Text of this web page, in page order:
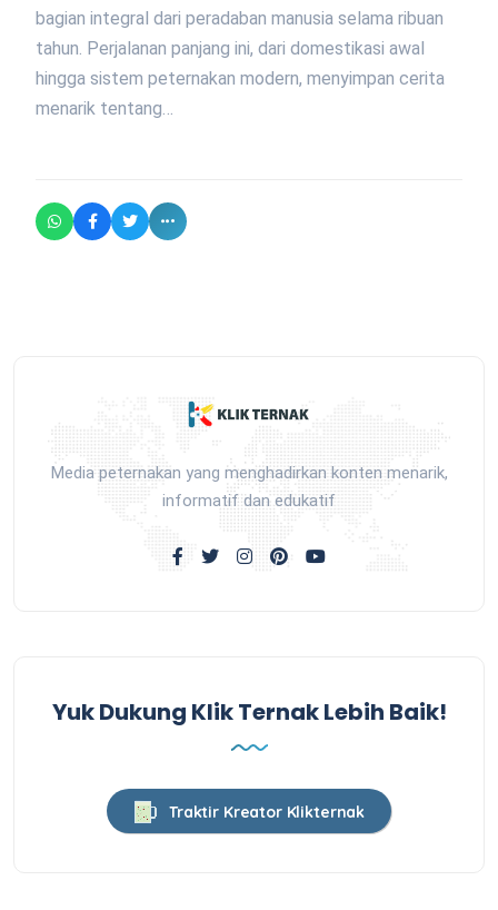
bagian integral dari peradaban manusia selama ribuan
tahun. Perjalanan panjang ini, dari domestikasi awal
hingga sistem peternakan modern, menyimpan cerita
menarik tentang…
Media peternakan yang menghadirkan konten menarik,
informatif dan edukatif
Yuk Dukung Klik Ternak Lebih Baik!
Traktir Kreator Klikternak